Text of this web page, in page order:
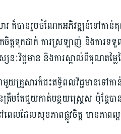
រ ក៏បាន​រួមចំណែក​អភិវឌ្ឍន៍​ទៅកាន់​
ត្តទុកដាក់ ការ​ស្រឡាញ់ និង​ការ
នៈវិជ្ជមាន និង​ការស្គាល់​ពីគុណតម្លៃ​
យ​គ្រួសារ​ក៏ជះឥទ្ធិពលវិជ្ជមាន​ទៅក
ត្រឹម​តែ​ជួយកាត់​បន្ថយ​ស្ត្រេស ប៉ុន្ត
ៅពេល​ដែលសុខភាព​ផ្លូវចិត្ត មាន​ភាព​